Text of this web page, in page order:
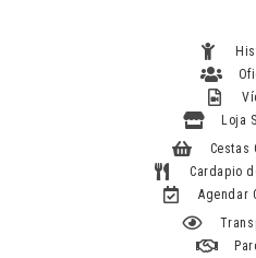
Loja
Cestas
Cardapio
Agendar